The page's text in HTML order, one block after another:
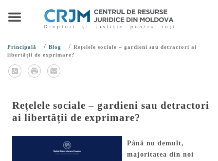
Principală / Blog / Rețelele sociale – gardieni sau detractori ai
libertății de exprimare?
Rețelele sociale – gardieni sau detractori
ai libertății de exprimare?
Până nu demult,
majoritatea din noi